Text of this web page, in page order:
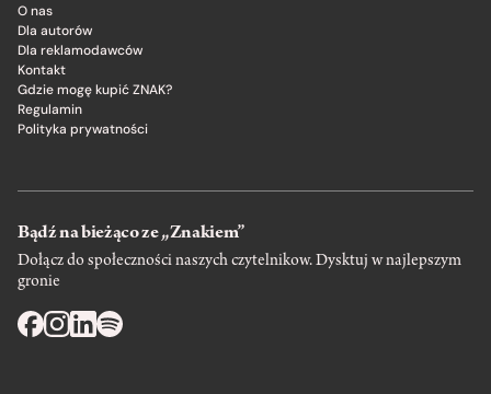
O nas
Dla autorów
Dla reklamodawców
Kontakt
Gdzie mogę kupić ZNAK?
Regulamin
Polityka prywatności
Bądź na bieżąco ze „Znakiem”
Dołącz do społeczności naszych czytelnikow. Dysktuj w najlepszym
gronie